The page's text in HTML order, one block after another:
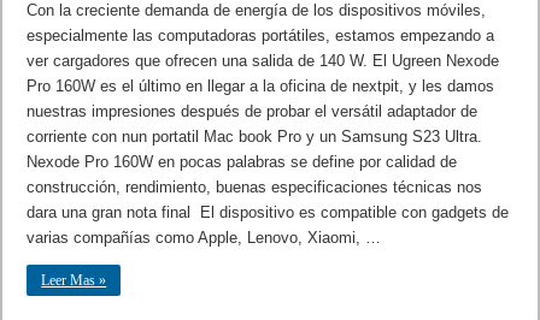
Con la creciente demanda de energía de los dispositivos móviles,
especialmente las computadoras portátiles, estamos empezando a
ver cargadores que ofrecen una salida de 140 W. El Ugreen Nexode
Pro 160W es el último en llegar a la oficina de nextpit, y les damos
nuestras impresiones después de probar el versátil adaptador de
corriente con nun portatil Mac book Pro y un Samsung S23 Ultra.
Nexode Pro 160W en pocas palabras se define por calidad de
construcción, rendimiento, buenas especificaciones técnicas nos
dara una gran nota final El dispositivo es compatible con gadgets de
varias compañías como Apple, Lenovo, Xiaomi, …
Leer Mas »